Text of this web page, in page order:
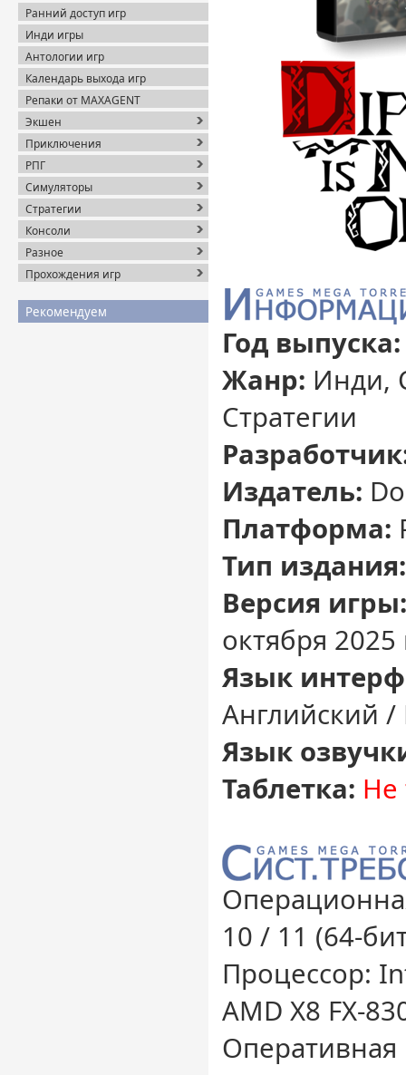
Ранний доступ игр
Инди игры
Антологии игр
Календарь выхода игр
Репаки от MAXAGENT
Экшен
Приключения
РПГ
Симуляторы
Стратегии
Консоли
Разное
Прохождения игр
Рекомендуем
Год выпуска:
Жанр: Инди,
Стратегии
Издатель:
Платформа:
Тип издания:
Версия игры:
октября 2025
Язык
Английский /
Язык
Таблетка: Не
10 / 11 (64-
Процессор:
AMD X8 FX-
Оперативная